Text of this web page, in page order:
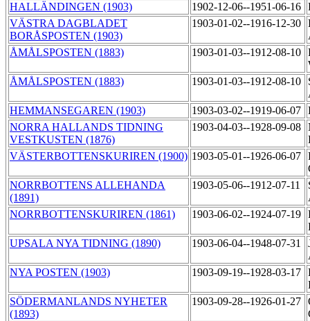
HALLÄNDINGEN (1903)
1902-12-06--1951-06-16
VÄSTRA DAGBLADET
BORÅSPOSTEN (1903)
1903-01-02--1916-12-30
ÅMÅLSPOSTEN (1883)
1903-01-03--1912-08-10
ÅMÅLSPOSTEN (1883)
1903-01-03--1912-08-10
HEMMANSEGAREN (1903)
1903-03-02--1919-06-07
NORRA HALLANDS TIDNING
VESTKUSTEN (1876)
1903-04-03--1928-09-08
VÄSTERBOTTENSKURIREN (1900) 1903-05-01--1926-06-07
NORRBOTTENS ALLEHANDA
(1891)
1903-05-06--1912-07-11
NORRBOTTENSKURIREN (1861)
1903-06-02--1924-07-19
UPSALA NYA TIDNING (1890)
1903-06-04--1948-07-31
NYA POSTEN (1903)
1903-09-19--1928-03-17
SÖDERMANLANDS NYHETER
(1893)
1903-09-28--1926-01-27